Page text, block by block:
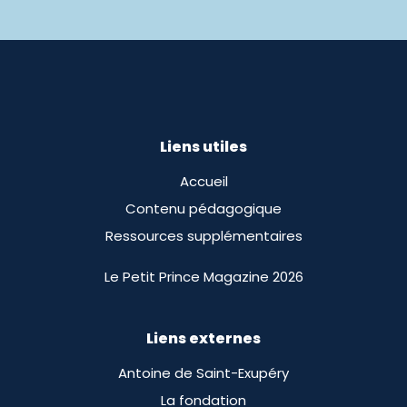
Liens utiles
Accueil
Contenu pédagogique
Ressources supplémentaires
Le Petit Prince Magazine 2026
Liens externes
Antoine de Saint-Exupéry
La fondation